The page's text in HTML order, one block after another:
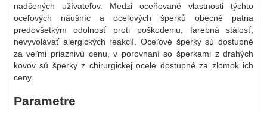
nadšených užívateľov. Medzi oceňované vlastnosti týchto
oceľových náušníc a oceľových šperků obecně patria
predovšetkým odolnosť proti poškodeniu, farebná stálosť,
nevyvolávať alergických reakcií. Oceľové šperky sú dostupné
za veľmi priaznivú cenu, v porovnaní so šperkami z drahých
kovov sú šperky z chirurgickej ocele dostupné za zlomok ich
ceny.
Parametre